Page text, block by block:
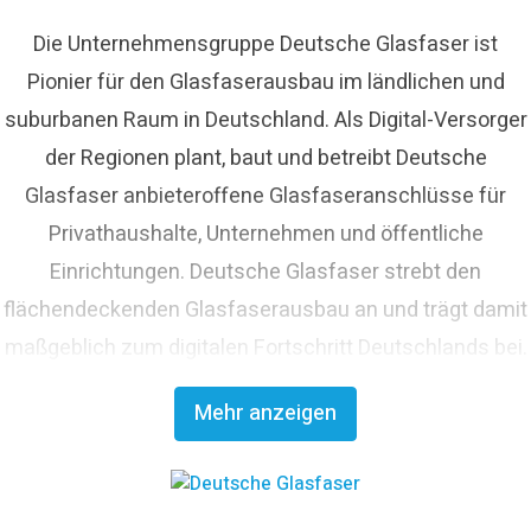
Mehr anzeigen
Die Unternehmensgruppe Deutsche Glasfaser ist
Pionier für den Glasfaserausbau im ländlichen und
suburbanen Raum in Deutschland. Als Digital-Versorger
der Regionen plant, baut und betreibt Deutsche
Glasfaser anbieteroffene Glasfaseranschlüsse für
Privathaushalte, Unternehmen und öffentliche
Einrichtungen. Deutsche Glasfaser strebt den
flächendeckenden Glasfaserausbau an und trägt damit
maßgeblich zum digitalen Fortschritt Deutschlands bei.
Mit innovativen Planungs- und Bauverfahren ist
Deutsche Glasfaser Spezialist für einen schnellen und
Unternehmensgruppe zählt zu den finanzstärksten